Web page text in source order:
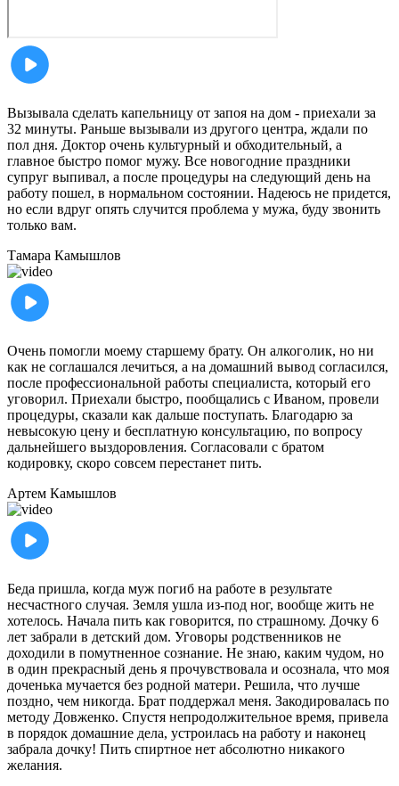
Вызывала сделать капельницу от запоя на дом - приехали за
32 минуты. Раньше вызывали из другого центра, ждали по
пол дня. Доктор очень культурный и обходительный, а
главное быстро помог мужу. Все новогодние праздники
супруг выпивал, а после процедуры на следующий день на
работу пошел, в нормальном состоянии. Надеюсь не придется,
но если вдруг опять случится проблема у мужа, буду звонить
только вам.
Тамара Камышлов
Очень помогли моему старшему брату. Он алкоголик, но ни
как не соглашался лечиться, а на домашний вывод согласился,
после профессиональной работы специалиста, который его
уговорил. Приехали быстро, пообщались с Иваном, провели
процедуры, сказали как дальше поступать. Благодарю за
невысокую цену и бесплатную консультацию, по вопросу
дальнейшего выздоровления. Согласовали с братом
кодировку, скоро совсем перестанет пить.
Артем Камышлов
Беда пришла, когда муж погиб на работе в результате
несчастного случая. Земля ушла из-под ног, вообще жить не
хотелось. Начала пить как говорится, по страшному. Дочку 6
лет забрали в детский дом. Уговоры родственников не
доходили в помутненное сознание. Не знаю, каким чудом, но
в один прекрасный день я прочувствовала и осознала, что моя
доченька мучается без родной матери. Решила, что лучше
поздно, чем никогда. Брат поддержал меня. Закодировалась по
методу Довженко. Спустя непродолжительное время, привела
в порядок домашние дела, устроилась на работу и наконец
забрала дочку! Пить спиртное нет абсолютно никакого
желания.